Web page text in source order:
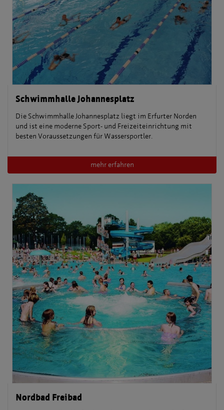
Schwimmhalle Johannesplatz
Die Schwimmhalle Johannesplatz liegt im Erfurter Norden
und ist eine moderne Sport- und Freizeiteinrichtung mit
besten Voraussetzungen für Wassersportler.
mehr erfahren
Nordbad Freibad